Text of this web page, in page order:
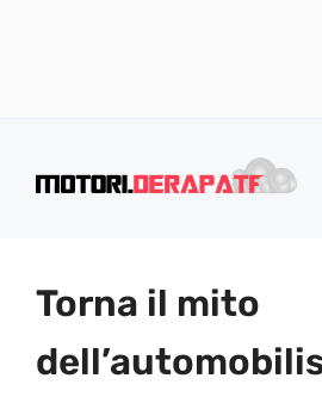
Torna il mito